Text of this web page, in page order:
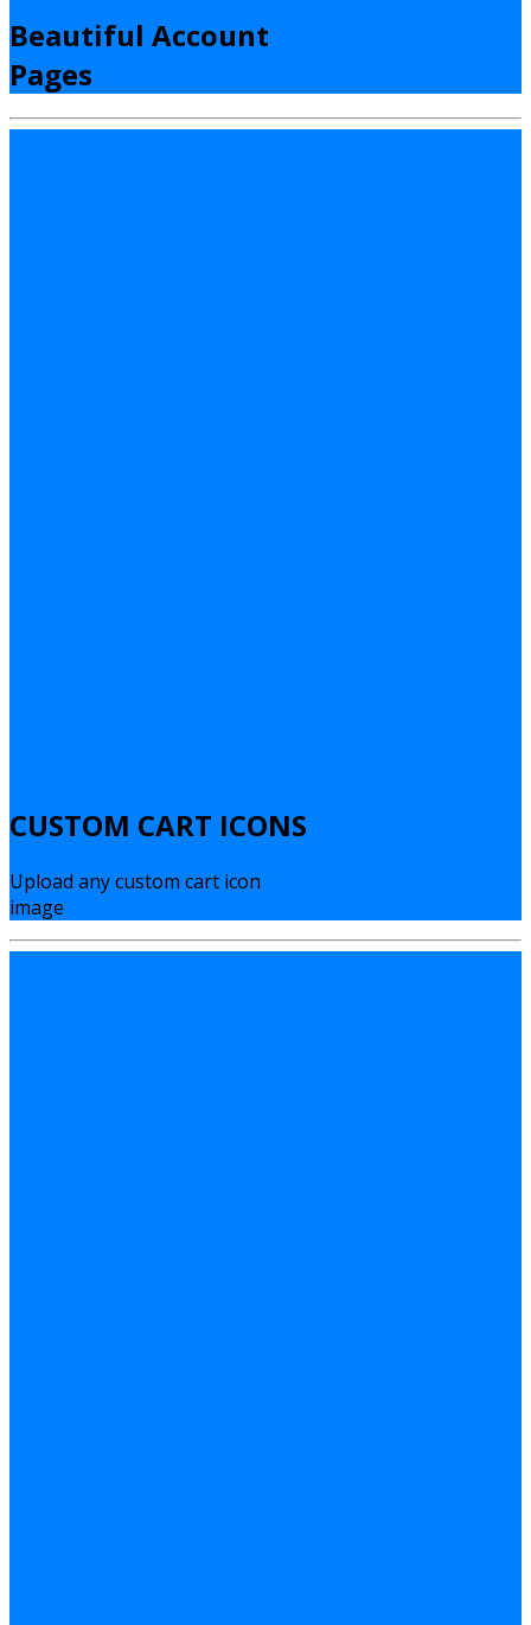
Beautiful Account
Pages
CUSTOM CART ICONS
Upload any custom cart icon
image